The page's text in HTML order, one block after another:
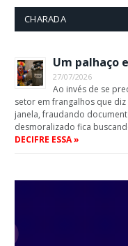
CHARADA
Um palhaço
27/07/2026
Ao invés de se
setor em frangalhos que
janela, fraudando
desmoralizado fica
DECIFRE ESSA »